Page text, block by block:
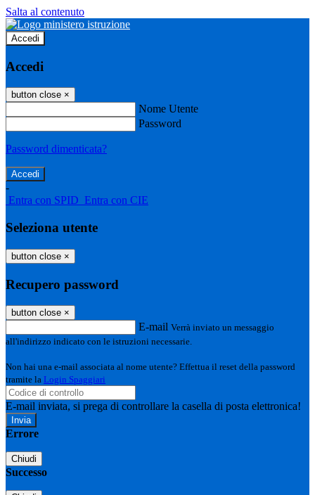
Salta al contenuto
Accedi
Accedi
button close ×
Nome Utente
Password
Password dimenticata?
-
Entra con SPID Entra con CIE
Seleziona utente
button close ×
Recupero password
button close ×
E-mail Verrà inviato un messaggio
all'indirizzo indicato con le istruzioni necessarie.
Non hai una e-mail associata al nome utente? Effettua il reset della password
tramite la Login Spaggiari
E-mail inviata, si prega di controllare la casella di posta elettronica!
Errore
Chiudi
Successo